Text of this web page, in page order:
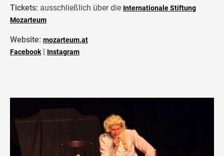
Tickets: ausschließlich über die Internationale Stiftung
Mozarteum
Website: mozarteum.at
Facebook| Instagram